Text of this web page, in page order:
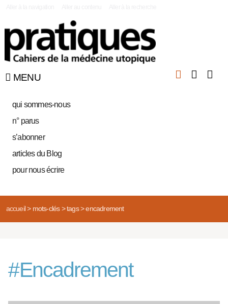
MENU
qui sommes-nous
n° parus
s’abonner
articles du Blog
pour nous écrire
accueil> mots-clés> tags> encadrement
#Encadrement